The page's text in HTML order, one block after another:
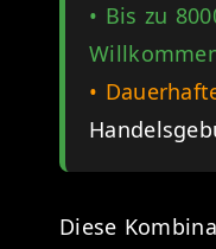
• Bis zu
•
Diese